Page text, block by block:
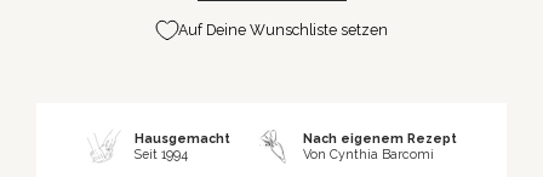
Auf Deine Wunschliste setzen
Hausgemacht
Seit 1994
Nach eigenem Rezept
Von Cynthia Barcomi